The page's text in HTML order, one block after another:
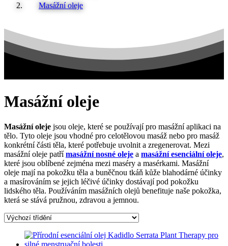
Masážní oleje
Masážní oleje
Masážní oleje jsou oleje, které se používají pro masážní aplikaci na
tělo. Tyto oleje jsou vhodné pro celotělovou masáž nebo pro masáž
konkrétní části těla, které potřebuje uvolnit a zregenerovat. Mezi
masážní oleje patřímasážní nosné oleje a masážní esenciální oleje,
které jsou oblíbené zejména mezi maséry a masérkami. Masážní
oleje mají na pokožku těla a buněčnou tkáň kůže blahodárné účinky
a masírováním se jejich léčivé účinky dostávají pod pokožku
lidského těla. Používáním masážních olejů benefituje naše pokožka,
která se stává pružnou, zdravou a jemnou.